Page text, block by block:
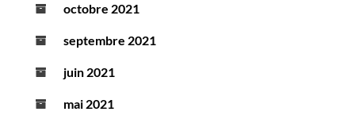
octobre 2021
septembre 2021
juin 2021
mai 2021